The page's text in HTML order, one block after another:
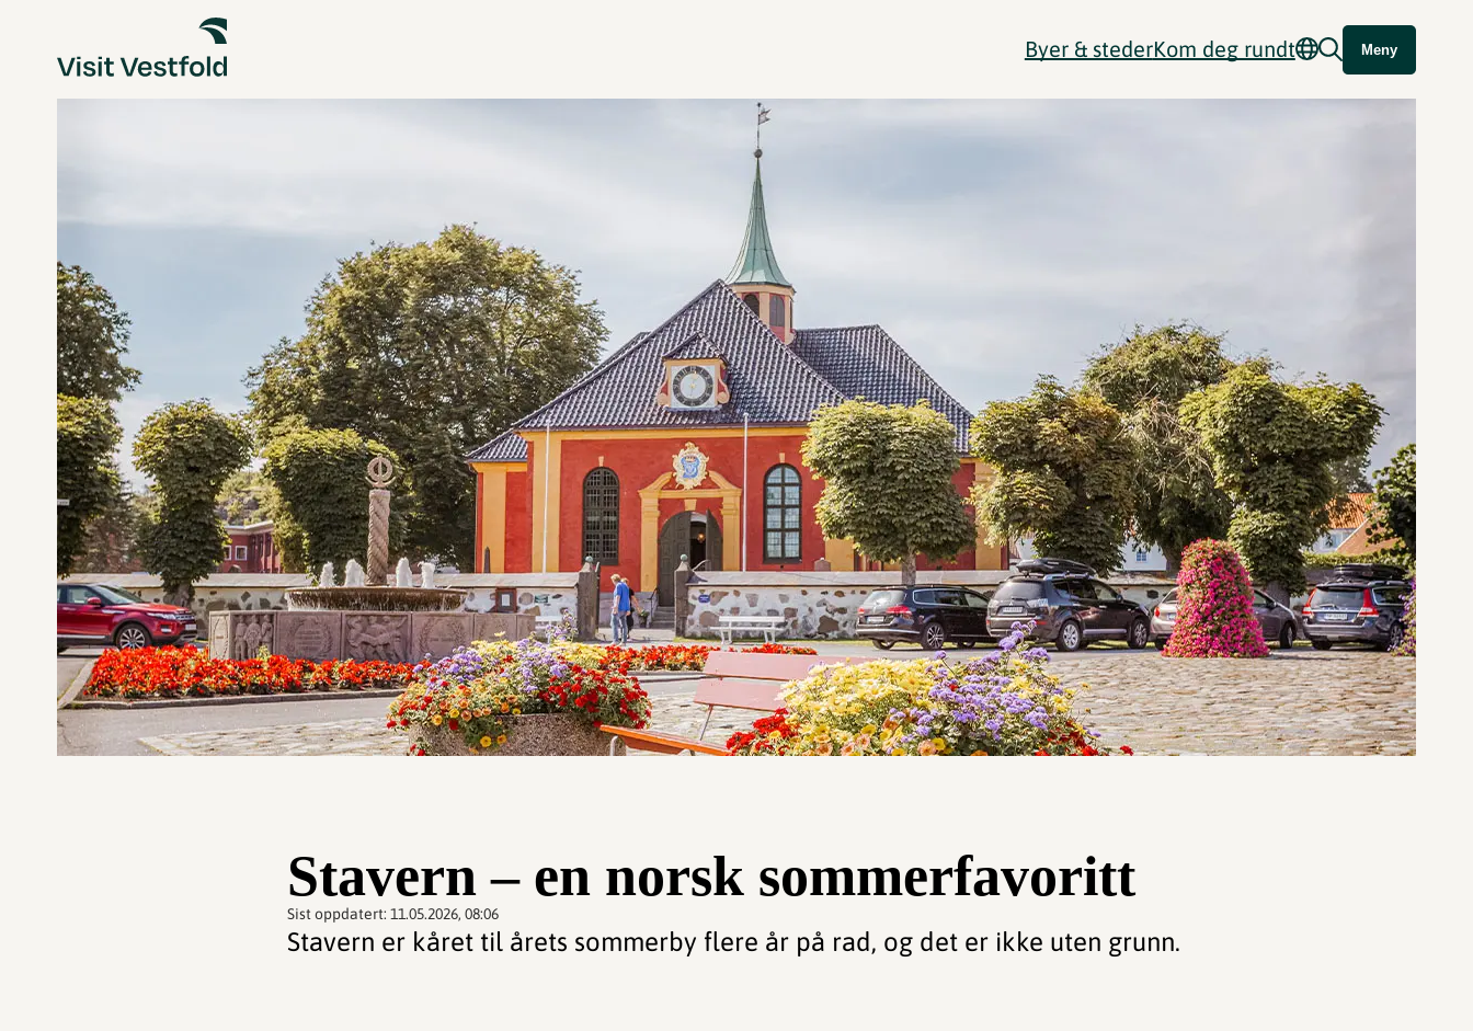
Byer & stederKom deg rundt Meny
Stavern – en norsk sommerfavoritt
Sist oppdatert: 11.05.2026, 08:06
Stavern er kåret til årets sommerby flere år på rad, og det er ikke uten grunn.